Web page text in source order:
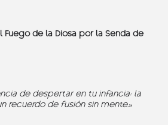
Fuego de la Diosa por la Senda de
de despertar en tu infancia; la
recuerdo de fusión sin mente.»